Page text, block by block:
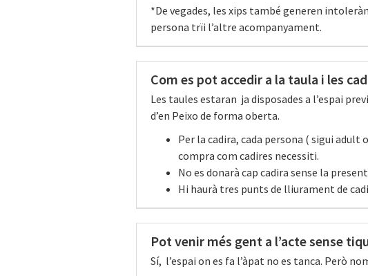
*De vegades, les xips també generen
persona trïi l’altre acompanyament.
Com es pot accedir a la taula i les
Les taules estaran ja disposades a l’espai
d’en Peixo de forma oberta.
Per la cadira, cada persona ( sigui
compra com cadires necessiti.
No es donarà cap cadira sense la
Hi haurà tres punts de lliurament de
Pot venir més gent a l’acte sense
Sí, l’espai on es fa l’àpat no es tanca. Però